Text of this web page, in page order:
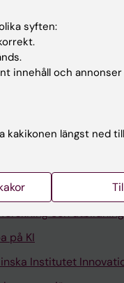
Institutet,
Karolinska
och utbildning
på KI
Institutet
syften:
innehåll och
kakikonen längst ned